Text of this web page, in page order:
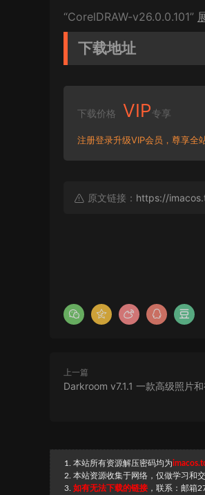
“CorelDRAW-v26.0.0.101”
下载地址
下载价格 VIP专享
注册登录升级VIP会员，尊享全
原文链接： https://
上一篇
Darkroom v7.1.1 一款高级照片
1. 本站所有资源解压密码均为
2. 本站资源收集于网络，仅做学习和
3. 如有无法下载的链接 ，联系：邮箱